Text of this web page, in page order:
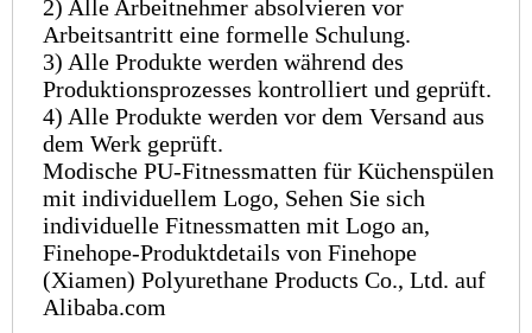
2) Alle Arbeitnehmer absolvieren vor
Arbeitsantritt eine formelle Schulung.
3) Alle Produkte werden während des
Produktionsprozesses kontrolliert und geprüft.
4) Alle Produkte werden vor dem Versand aus
dem Werk geprüft.
Modische PU-Fitnessmatten für Küchenspülen
mit individuellem Logo, Sehen Sie sich
individuelle Fitnessmatten mit Logo an,
Finehope-Produktdetails von Finehope
(Xiamen) Polyurethane Products Co., Ltd. auf
Alibaba.com